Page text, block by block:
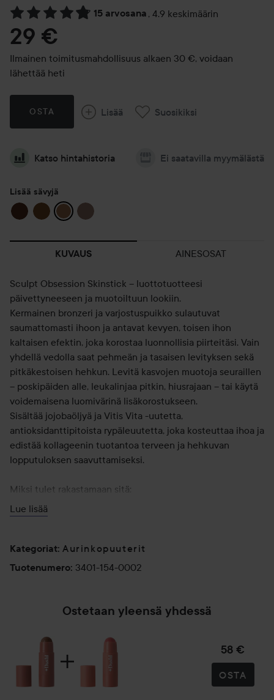
15 arvosana , 4.9 keskimäärin
Siirtyä jhk Arvosana & kommentit
29 €
Ilmainen toimitusmahdollisuus alkaen 30 €, voidaan
lähettää heti
OSTA Lisää Suosikiksi
Katso hintahistoria Ei saatavilla myymälästä
Lisää sävyjä
KUVAUS AINESOSAT
Sculpt Obsession Skinstick – luottotuotteesi
päivettyneeseen ja muotoiltuun lookiin.
Kermainen bronzeri ja varjostuspuikko sulautuvat
saumattomasti ihoon ja antavat kevyen, toisen ihon
kaltaisen efektin, joka korostaa luonnollisia piirteitäsi. Vain
yhdellä vedolla saat pehmeän ja tasaisen levityksen sekä
pitkäkestoisen hehkun. Levitä kasvojen muotoja seuraillen
– poskipäiden alle, leukalinjaa pitkin, hiusrajaan – tai käytä
voidemaisena luomivärinä lisäkorostukseen.
Sisältää jojobaöljyä ja Vitis Vita -uutetta,
antioksidanttipitoista rypäleuutetta, joka kosteuttaa ihoa ja
edistää kollageenin tuotantoa terveen ja hehkuvan
lopputuloksen saavuttamiseksi.
Miksi tulet rakastamaan sitä:
Luonnollinen hehku – sulautuu ihoon ja antaa säteilevän,
Monikäyttöinen – muotoile posket, leukalinja, solisluut tai
Silkinpehmeä koostumus – kermainen ja helppo levittää
tasaisen ja pitkäkestoisen tuloksen saavuttamiseksi.
Kosteuttava – jojobaöljy ja Vitis Vita -uute rauhoittavat ja
suojaavat kuivaa, herkkää ihoa.
Lue lisää
Kategoriat: Aurinkopuuterit
Tuotenumero: 3401-154-0002
Ostetaan yleensä yhdessä
58 €
OSTA